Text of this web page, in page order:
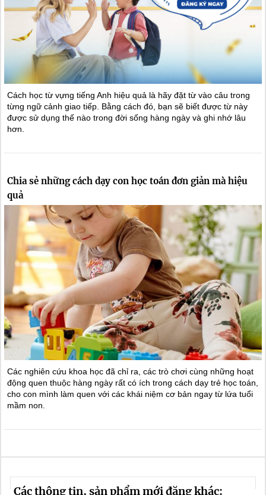
Cách học từ vựng tiếng Anh hiệu quả là hãy đặt từ vào câu trong
từng ngữ cảnh giao tiếp. Bằng cách đó, bạn sẽ biết được từ này
được sử dụng thế nào trong đời sống hàng ngày và ghi nhớ lâu
hơn.
Chia sẻ những cách dạy con học toán đơn giản mà hiệu
quả
Các nghiên cứu khoa học đã chỉ ra, các trò chơi cùng những hoạt
động quen thuộc hàng ngày rất có ích trong cách dạy trẻ học toán,
cho con mình làm quen với các khái niệm cơ bản ngay từ lứa tuổi
mầm non.
Các thông tin, sản phẩm mới đăng khác: